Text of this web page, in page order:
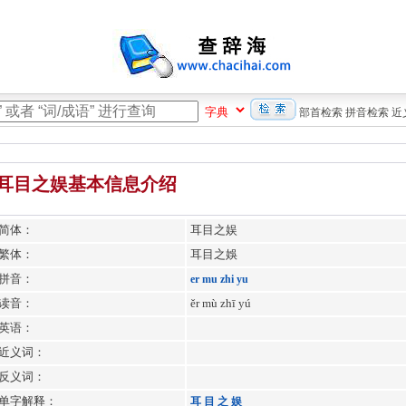
部首检索 拼音检索 近
目之娱基本信息介绍
体：
耳目之娱
体：
耳目之娛
音：
er mu zhi yu
音：
ěr mù zhī yú
语：
义词：
义词：
字解释：
耳 目 之 娱